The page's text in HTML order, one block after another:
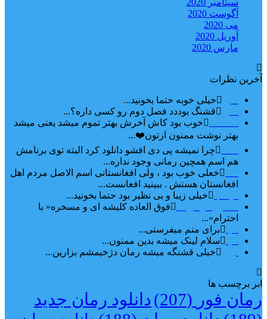
سپتامبر 2020
آگوست 2020
می 2020
آوریل 2020
مارس 2020
آخرین نظرات
خیلی خوبه حتما بخونید...
قشنگ بوددد فصل دوم رو کسی داره؟...
خوب بود کاش آخرش بهتر تموم میشد یعنی میشد
بهتر نوشت ممنون ازتون❤️...
چرا نمیشه پی دی افشو دانلود کرد البته توی برنامش
هم اسم همچین رمانی وجود نداره...
خعلی خوب بود ، ولی افغانستانی اسم الاصل مردم اهل
افغانستان هستش . ببینید افغانست...
خیلی زیبا و بی نظیر بود حتما بخونید...
فوق العاده کلیشه ای و مسخره« با
احترام»...
برای منم میفرستی...
سلام لینک میشه بدین ممنون...
خیلی قشنگه میشه رمان دژخیمشم بزارین...
ابر برچسب ها
رمان فور (207)
دانلود رمان جدید